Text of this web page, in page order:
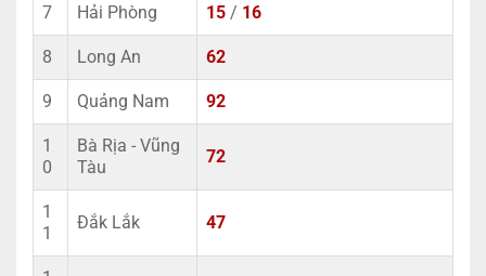
7 Hải Phòng 15 / 16
8 Long An 62
9 Quảng Nam 92
1
0
Bà Rịa - Vũng
Tàu
72
1
1
Đắk Lắk 47